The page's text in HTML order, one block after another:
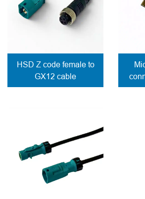
HSD Z code female to
GX12 cable